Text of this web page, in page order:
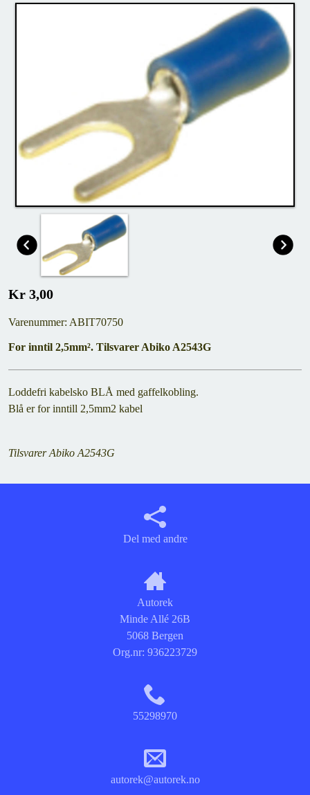
Kr 3,00
Varenummer: ABIT70750
For inntil 2,5mm². Tilsvarer Abiko A2543G
Loddefri kabelsko BLÅ med gaffelkobling.
Blå er for inntill 2,5mm2 kabel
Tilsvarer Abiko A2543G
Del med andre
Autorek
Minde Allé 26B
5068 Bergen
Org.nr: 936223729
55298970
autorek@autorek.no